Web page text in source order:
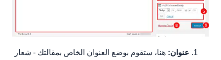
عنوان: هنا، ستقوم بوضع العنوان الخاص بمقالتك - شعار